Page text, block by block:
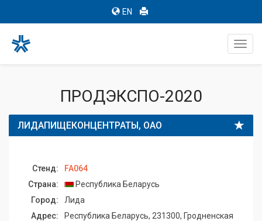
EN
ПРОДЭКСПО-2020
ЛИДАПИЩЕКОНЦЕНТРАТЫ, ОАО
Стенд:
FA064
Страна:
Республика Беларусь
Город:
Лида
Адрес:
Республика Беларусь, 231300, Гродненская